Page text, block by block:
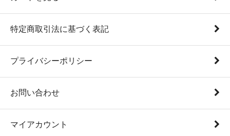
特定商取引法に基づく表記
プライバシーポリシー
お問い合わせ
マイアカウント